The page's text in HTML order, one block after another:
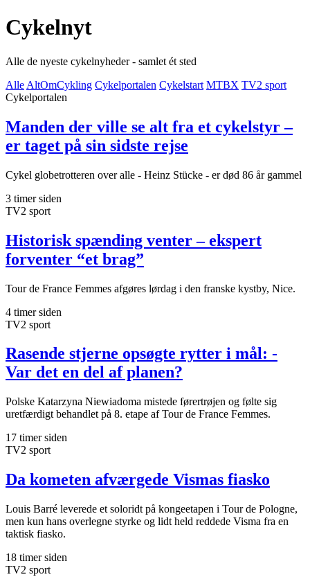
Cykelnyt
Alle de nyeste cykelnyheder - samlet ét sted
Alle AltOmCykling Cykelportalen Cykelstart MTBX TV2 sport
Cykelportalen
Manden der ville se alt fra et cykelstyr –
er taget på sin sidste rejse
Cykel globetrotteren over alle - Heinz Stücke - er død 86 år gammel
3 timer siden
TV2 sport
Historisk spænding venter – ekspert
forventer “et brag”
Tour de France Femmes afgøres lørdag i den franske kystby, Nice.
4 timer siden
TV2 sport
Rasende stjerne opsøgte rytter i mål: -
Var det en del af planen?
Polske Katarzyna Niewiadoma mistede førertrøjen og følte sig
uretfærdigt behandlet på 8. etape af Tour de France Femmes.
17 timer siden
TV2 sport
Da kometen afværgede Vismas fiasko
Louis Barré leverede et soloridt på kongeetapen i Tour de Pologne,
men kun hans overlegne styrke og lidt held reddede Visma fra en
taktisk fiasko.
18 timer siden
TV2 sport